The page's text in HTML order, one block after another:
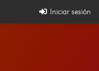
Iniciar sesión